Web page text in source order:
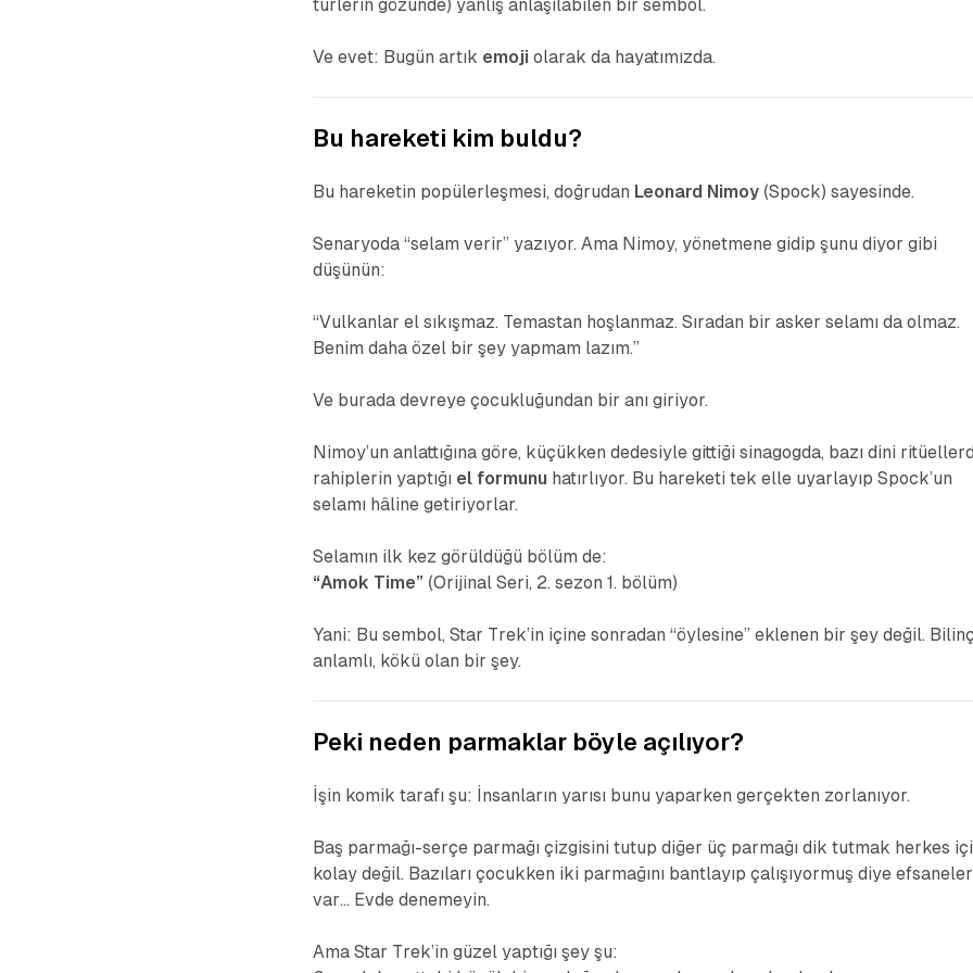
türlerin gözünde) yanlış anlaşılabilen bir sembol.
Ve evet: Bugün artık emoji olarak da hayatımızda.
Bu hareketi kim buldu?
Bu hareketin popülerleşmesi, doğrudan Leonard Nimoy (Spock) sayesinde.
Senaryoda “selam verir” yazıyor. Ama Nimoy, yönetmene gidip şunu diyor gibi
düşünün:
“Vulkanlar el sıkışmaz. Temastan hoşlanmaz. Sıradan bir asker selamı da olmaz.
Benim daha özel bir şey yapmam lazım.”
Ve burada devreye çocukluğundan bir anı giriyor.
Nimoy’un anlattığına göre, küçükken dedesiyle gittiği sinagogda, bazı dini
rahiplerin yaptığı el formunu hatırlıyor. Bu hareketi tek elle uyarlayıp Spock’un
selamı hâline getiriyorlar.
Selamın ilk kez görüldüğü bölüm de:
“Amok Time” (Orijinal Seri, 2. sezon 1. bölüm)
Yani: Bu sembol, Star Trek’in içine sonradan “öylesine” eklenen bir şey değil.
anlamlı, kökü olan bir şey.
Peki neden parmaklar böyle açılıyor?
İşin komik tarafı şu: İnsanların yarısı bunu yaparken gerçekten zorlanıyor.
Baş parmağı-serçe parmağı çizgisini tutup diğer üç parmağı dik tutmak herkes
kolay değil. Bazıları çocukken iki parmağını bantlayıp çalışıyormuş diye efsaneler
var… Evde denemeyin.
Ama Star Trek’in güzel yaptığı şey şu: